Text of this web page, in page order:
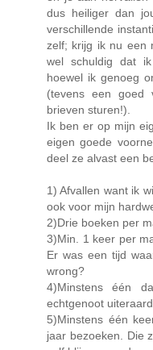
dus heiliger dan
verschillende
zelf; krijg ik nu een
wel schuldig dat
hoewel ik genoeg
(tevens een goed
brieven sturen!).
Ik ben er op mijn
eigen goede
deel ze alvast een
1) Afvallen want ik
ook voor mijn
2)Drie boeken per
3)Min. 1 keer per
Er was een tijd
wrong?
4)Minstens één
echtgenoot
5)Minstens één
jaar bezoeken. Die